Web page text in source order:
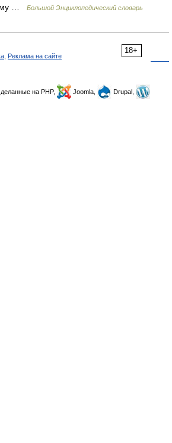
…
Большой Энциклопедический словарь
18+
Реклама на сайте
на PHP, Joomla,
Drupal,